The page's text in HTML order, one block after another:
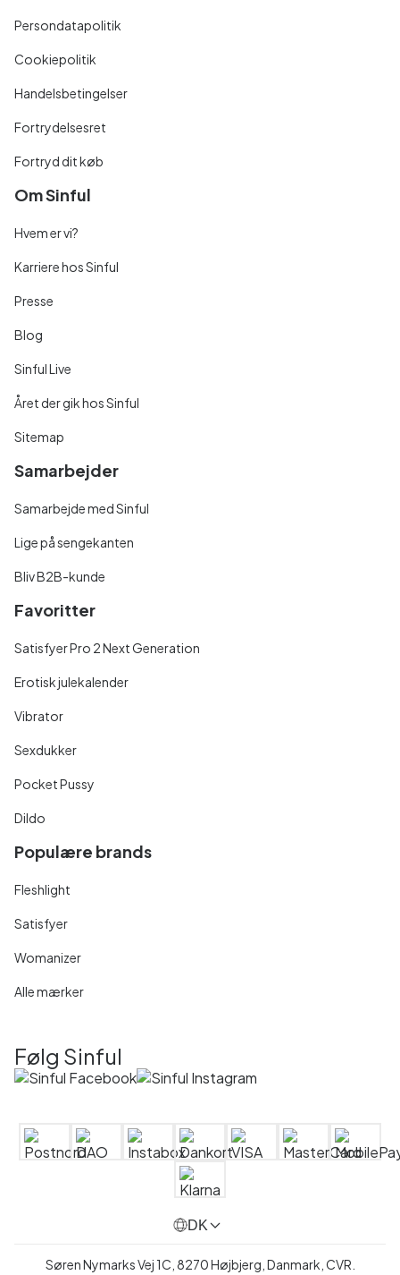
Persondatapolitik
Cookiepolitik
Handelsbetingelser
Fortrydelsesret
Fortryd dit køb
Om Sinful
Hvem er vi?
Karriere hos Sinful
Presse
Blog
Sinful Live
Året der gik hos Sinful
Sitemap
Samarbejder
Samarbejde med Sinful
Lige på sengekanten
Bliv B2B-kunde
Favoritter
Satisfyer Pro 2 Next Generation
Erotisk julekalender
Vibrator
Sexdukker
Pocket Pussy
Dildo
Populære brands
Fleshlight
Satisfyer
Womanizer
Alle mærker
Følg Sinful
DK
Søren Nymarks Vej 1C, 8270 Højbjerg, Danmark, CVR.